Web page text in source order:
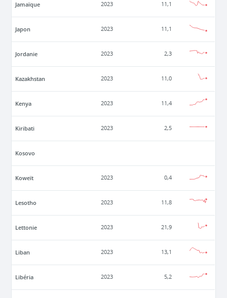
Jamaïque 2023 11,1
Japon 2023 11,1
Jordanie 2023 2,3
Kazakhstan 2023 11,0
Kenya 2023 11,4
Kiribati 2023 2,5
Kosovo
Koweït 2023 0,4
Lesotho 2023 11,8
Lettonie 2023 21,9
Liban 2023 13,1
Libéria 2023 5,2